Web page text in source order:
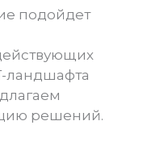
подойдет
ландшафта
решений.